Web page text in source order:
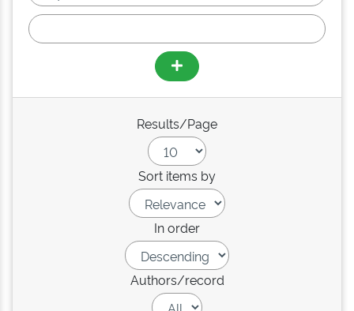
Results/Page
Sort items by
In order
Authors/record